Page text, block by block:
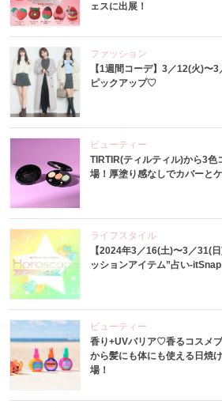
ェスに出展！
ファッション
【1週間コーデ】3／12(火)〜
ピックアップ♡
ビューティー
TIRTIR(ティルティル)から3色
場！厚塗り感なしでカバーと
ライフスタイル
【2024年3／16(土)〜3／31(
ッションアイテム”占い-
ビューティー
香り+UVバリア♡香るコスメ
から髪にも体にも使える日焼
場！